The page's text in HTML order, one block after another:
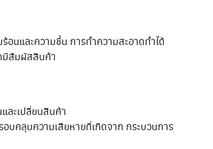
อนและความชื้น การทำความสะอาดทำได้
คมีสัมผัสสินค้า
ละเปลี่ยนสินค้า
บคลุมความเสียหายที่เกิดจาก กระบวนการ